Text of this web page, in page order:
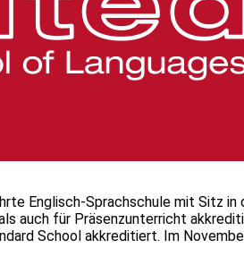
Englisch-Sprachschule mit Sitz
auch für Präsenzunterricht
School akkreditiert. Im